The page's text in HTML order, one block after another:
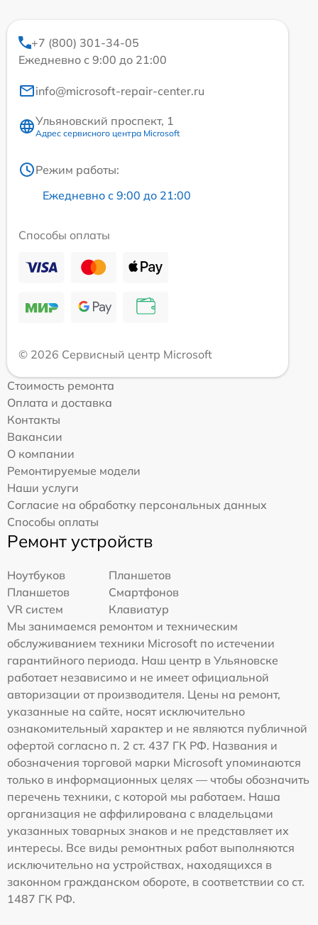
+7 (800) 301-34-05
Ежедневно с 9:00 до 21:00
info@microsoft-repair-center.ru
Ульяновский проспект, 1
Адрес сервисного центра Microsoft
Режим работы:
Ежедневно с 9:00 до 21:00
Способы оплаты
© 2026 Сервисный центр Microsoft
Стоимость ремонта
Оплата и доставка
Контакты
Вакансии
О компании
Ремонтируемые модели
Наши услуги
Согласие на обработку персональных данных
Способы оплаты
Ремонт устройств
Ноутбуков
Планшетов
Планшетов
Смартфонов
VR систем
Клавиатур
Мы занимаемся ремонтом и техническим
обслуживанием техники Microsoft по истечении
гарантийного периода. Наш центр в Ульяновске
работает независимо и не имеет официальной
авторизации от производителя. Цены на ремонт,
указанные на сайте, носят исключительно
ознакомительный характер и не являются публичной
офертой согласно п. 2 ст. 437 ГК РФ. Названия и
обозначения торговой марки Microsoft упоминаются
только в информационных целях — чтобы обозначить
перечень техники, с которой мы работаем. Наша
организация не аффилирована с владельцами
указанных товарных знаков и не представляет их
интересы. Все виды ремонтных работ выполняются
исключительно на устройствах, находящихся в
законном гражданском обороте, в соответствии со ст.
1487 ГК РФ.